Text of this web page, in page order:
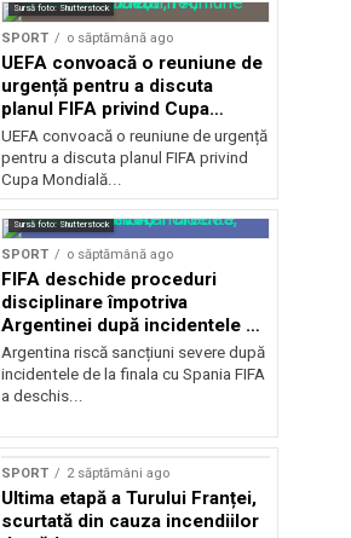
Sursă foto: Shutterstock
SPORT o săptămână ago
UEFA convoacă o reuniune de
urgență pentru a discuta
planul FIFA privind Cupa
Mondială
UEFA convoacă o reuniune de urgență
pentru a discuta planul FIFA privind
Cupa Mondială...
Sursă foto: Shutterstock
SPORT o săptămână ago
FIFA deschide proceduri
disciplinare împotriva
Argentinei după incidentele de
la finala cu Spania
Argentina riscă sancțiuni severe după
incidentele de la finala cu Spania FIFA
a deschis...
SPORT 2 săptămâni ago
Ultima etapă a Turului Franței,
scurtată din cauza incendiilor